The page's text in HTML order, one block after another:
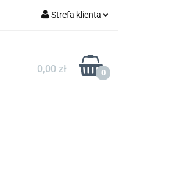
Strefa klienta
Zarejestruj się
Dodaj zgłoszenie
0,00 zł 0